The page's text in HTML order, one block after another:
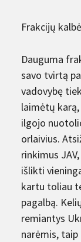
Frakcijų
Dauguma
savo tvirtą
vadovybę
laimėtų
ilgojo
orlaivius.
rinkimus
išlikti
kartu toliau
pagalbą.
remiantys
narėmis,